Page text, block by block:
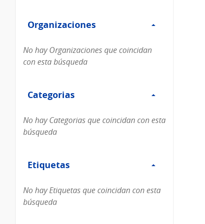
Organizaciones
Organizaciones
No hay Organizaciones que coincidan
con esta búsqueda
Categorias
Categorias
No hay Categorias que coincidan con esta
búsqueda
Etiquetas
Etiquetas
No hay Etiquetas que coincidan con esta
búsqueda